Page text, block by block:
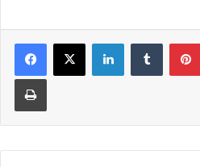
LinkedInTumblr
Print